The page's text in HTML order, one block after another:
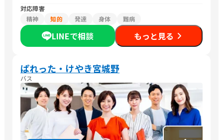
対応障害
精神
知的 発達 身体 難病
LINEで相談 もっと見る
ぱれった・けやき宮城野
バス